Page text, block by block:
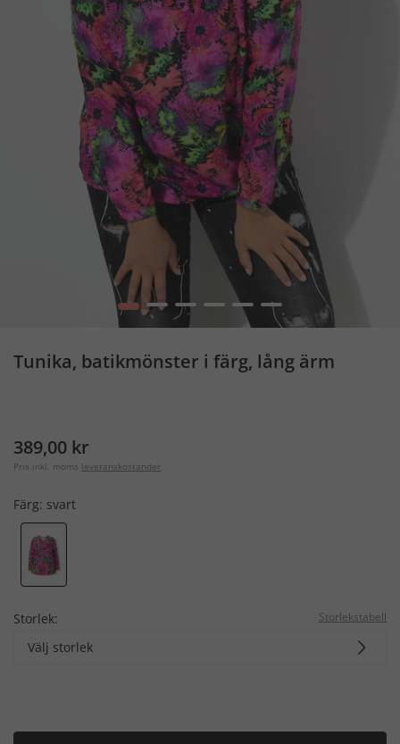
1 2 3 4 5 6
Tunika, batikmönster i färg, lång ärm
389,00 kr
Pris inkl. moms leveranskostander
Färg: svart
Storlek: Storlekstabell
Välj storlek